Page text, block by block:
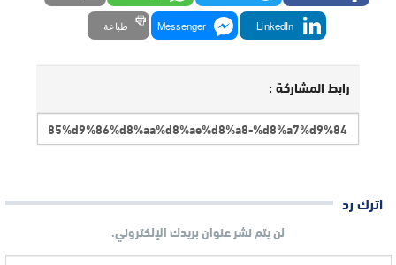
LinkedIn
Messenger طباعة
رابط المشاركة :
اترك رد
لن يتم نشر عنوان بريدك الإلكتروني.